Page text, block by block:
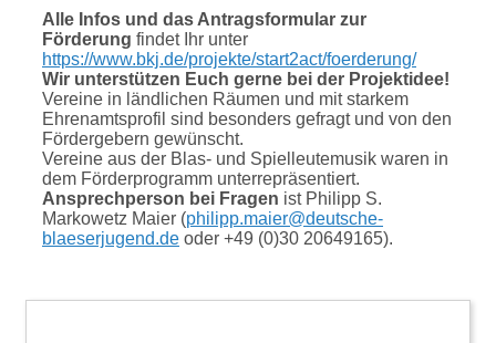
Alle Infos und das Antragsformular zur
Förderung findet Ihr unter
https://www.bkj.de/projekte/start2act/foerderung/
Wir unterstützen Euch gerne bei der Projektidee!
Vereine in ländlichen Räumen und mit starkem
Ehrenamtsprofil sind besonders gefragt und von den
Fördergebern gewünscht.
Vereine aus der Blas- und Spielleutemusik waren in
dem Förderprogramm unterrepräsentiert.
Ansprechperson bei Fragen ist Philipp S.
Markowetz Maier (philipp.maier@deutsche-
blaeserjugend.de oder +49 (0)30 20649165).